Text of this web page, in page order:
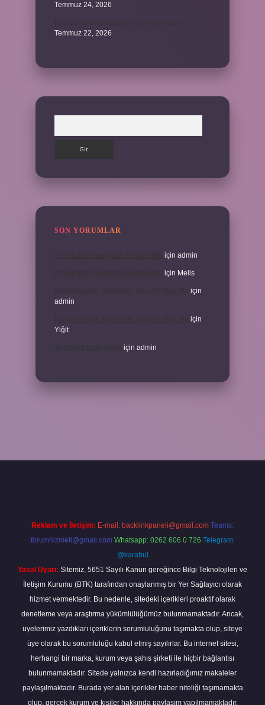
Temmuz 24, 2026
Temmuz 22, 2026
SON YORUMLAR
için admin
için Melis
için
admin
Modernleşme Toplumsal Olay Mı Olgu Mu
için
Yiğit
Toplantı Nisabı Nedir için admin
Reklam ve İletişim: E-mail: backlinkpaneli@gmail.com Teams:
forumhizmeti@gmail.com Whatsapp: 0262 606 0 726 Telegram:
@karabul
Yasal Uyarı: Sitemiz, 5651 Sayılı Kanun gereğince Bilgi Teknolojileri ve
İletişim Kurumu (BTK) tarafından onaylanmış bir Yer Sağlayıcı olarak
hizmet vermektedir. Bu nedenle, sitedeki içerikleri proaktif olarak
denetleme veya araştırma yükümlülüğümüz bulunmamaktadır. Ancak,
üyelerimiz yazdıkları içeriklerin sorumluluğunu taşımakta olup, siteye
üye olarak bu sorumluluğu kabul etmiş sayılırlar. Bu internet sitesi,
herhangi bir marka, kurum veya şahıs şirketi ile hiçbir bağlantısı
bulunmamaktadır. Sitede yalnızca kendi hazırladığımız makaleler
paylaşılmaktadır. Burada yer alan içerikler haber niteliği taşımamakta
olup, gerçek kurum ve kişiler hakkında paylaşım yapılmamaktadır.